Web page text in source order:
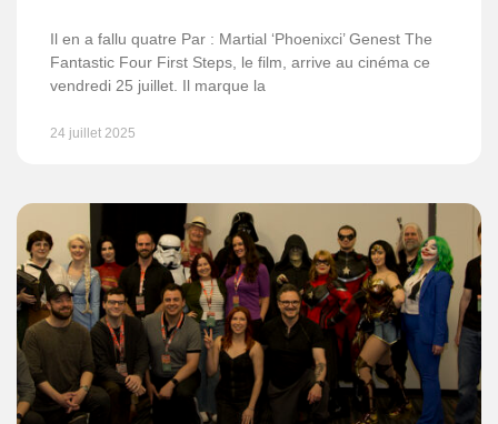
Il en a fallu quatre Par : Martial ‘Phoenixci’ Genest The
Fantastic Four First Steps, le film, arrive au cinéma ce
vendredi 25 juillet. Il marque la
24 juillet 2025